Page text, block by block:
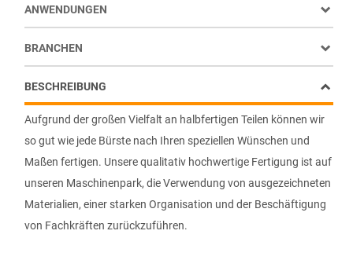
Aufgrund der großen Vielfalt an halbfertigen Teilen können wir
so gut wie jede Bürste nach Ihren speziellen Wünschen und
Maßen fertigen. Unsere qualitativ hochwertige Fertigung ist auf
unseren Maschinenpark, die Verwendung von ausgezeichneten
Materialien, einer starken Organisation und der Beschäftigung
von Fachkräften zurückzuführen.
BESCHREIBUNG
ANWENDUNGEN
BRANCHEN